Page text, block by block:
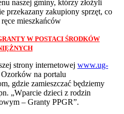
naszej gminy, którzy złożyli
przekazany zakupiony sprzęt, co
mieszkańców
W POSTACI ŚRODKÓW
strony internetowej www.ug-
na portalu
gdzie zamieszczać będziemy
„Wparcie dzieci z rodzin
– Granty PPGR”.